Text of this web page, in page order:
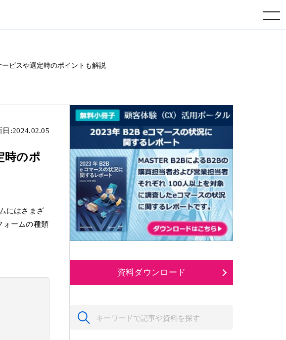
toggle navigation
ビスや選定時のポイントも解説
日:2024.02.05
時のポ
にはさまざ
ォームの種類
資料ダウンロード